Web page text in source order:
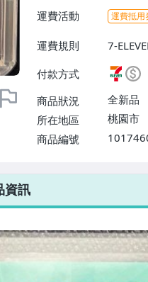
運費活動 運費抵用
運費規則
7-
$38】
付款方式
商品狀況
全新品
所在地區
桃園市
商品編號
7-ELEVEN 運
資訊